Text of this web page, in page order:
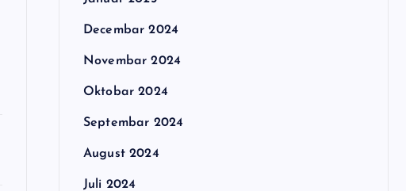
Decembar 2024
Novembar 2024
Oktobar 2024
Septembar 2024
August 2024
Juli 2024